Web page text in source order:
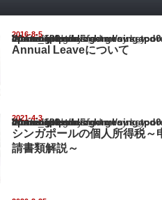
2016-8-5
Warning
: Undefined array key "show_category" in
/home/netst/kuno-cpa.co.jp/public_html/singapore_blog/wp-content/
on line183
Annual Leaveについて
2021-4-3
Warning
: Undefined array key "show_category" in
/home/netst/kuno-cpa.co.jp/public_html/singapore_blog/wp-content/
on line183
シンガポールの個人所得税～
請書類解説～